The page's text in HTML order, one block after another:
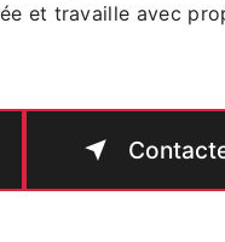
et travaille avec